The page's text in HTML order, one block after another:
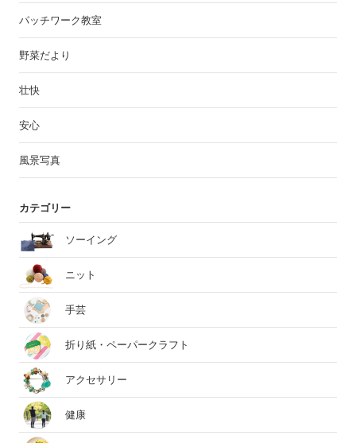
パッチワーク教室
野菜だより
壮快
安心
風景写真
カテゴリー
ソーイング
ニット
手芸
折り紙・ペーパークラフト
アクセサリー
健康